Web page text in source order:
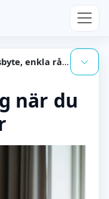
råd och alternativ
när du